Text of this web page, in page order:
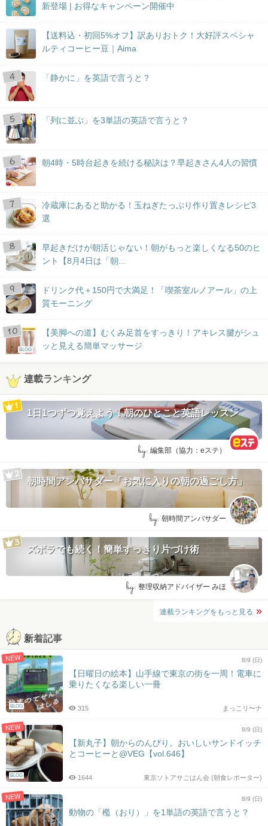
新登場 | お得なキャンペーン開催中
【送料込・初回5%オフ】訳ありおトク！大好評スペシャ
ルティコーヒー豆｜Aima
「静かに」を英語で言うと？
「列に並ぶ」を3単語の英語で言うと？
朝4時・5時台起きを続ける秘訣は？早起きさん4人の習慣
冷蔵庫にあると助かる！玉ねぎたっぷり作り置きレシピ3
選
早起きだけが朝活じゃない！朝がもっと楽しくなる50のヒ
ント【8月4日は「朝...
ドリンク代＋150円で大満足！「喫茶室ルノアール」の上
質モーニング
BLOG
【美脚への道】むくみ足首をすっきり！アキレス腱がシュ
ッと見える簡単マッサージ
連載ランキング
1日1つずつ覚えよう！朝のひとこと英語レッスン
by: 編集部（協力：eステ）
朝時間アンバサダー「お気に入りの朝の過ごし方」
by: 朝時間アンバサダー
ズボラでも続く！簡単すっきり片づけ術
by: 整理収納アドバイザー みほ
連載ランキングをもっと見る
新着記事
NEW
BLOG
8/9 (日)
【日曜日の絵本】山手線で東京の街を一周！電車に
乗りたくなる楽しい一冊
まっこリ〜ナ
315
NEW
BLOG
8/9 (日)
【新丸子】朝からのんびり。おいしいサンドイッチ
とコーヒーと@VEG【vol.646】
東京ソトアサごはん会 (朝食レポーター)
1644
NEW 8/9 (日)
動物の「檻（おり）」を1単語の英語で言うと？